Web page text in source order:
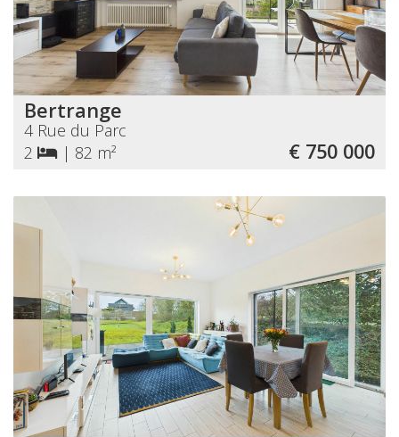
Bertrange
4 Rue du Parc
2
| 82 m² € 750 000